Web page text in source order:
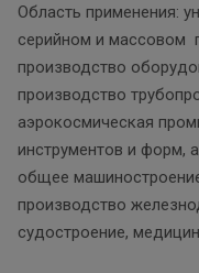
Область применения:
серийном и массовом
производство
производство
аэрокосмическая
инструментов и форм,
общее
производство
судостроение,